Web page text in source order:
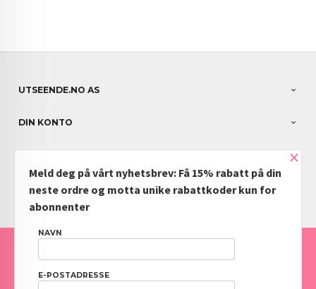
UTSEENDE.NO AS
DIN KONTO
PARTNERE
FRAKT KJØPSBETINGELSER SIKKERHET OG PERSONVERN
×
Meld deg på vårt nyhetsbrev: Få 15% rabatt på din
neste ordre og motta unike rabattkoder kun for
abonnenter
NAVN
E-POSTADRESSE